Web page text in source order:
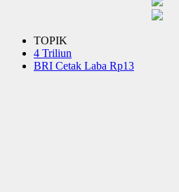
TOPIK
4 Triliun
BRI Cetak Laba Rp13